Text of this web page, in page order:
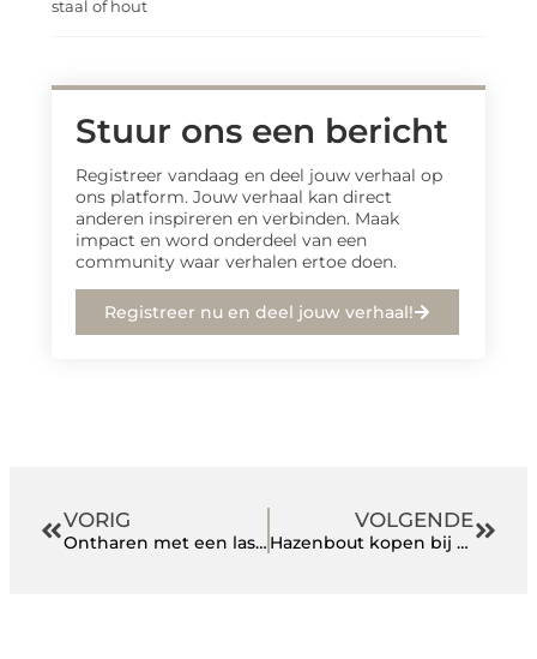
staal of hout
Stuur ons een bericht
Registreer vandaag en deel jouw verhaal op
ons platform. Jouw verhaal kan direct
anderen inspireren en verbinden. Maak
impact en word onderdeel van een
community waar verhalen ertoe doen.
Registreer nu en deel jouw verhaal!
VORIG
Ontharen met een laser?
VOLGENDE
Hazenbout kopen bij dé specialist in wild, kip en maaltijden